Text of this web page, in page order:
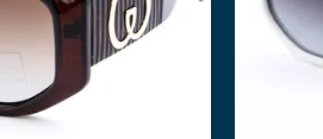
Ловіть тренди